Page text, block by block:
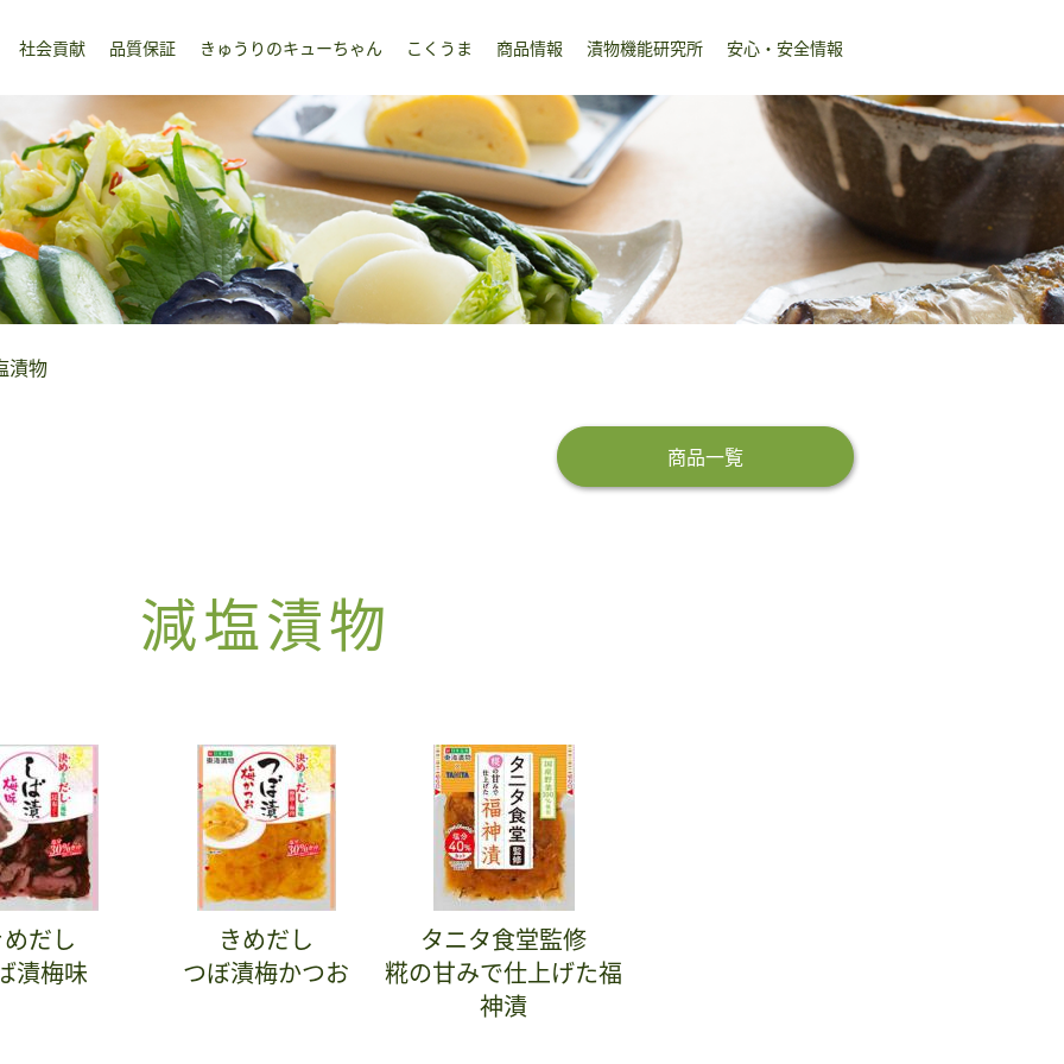
社会貢献 品質保証 きゅうりのキューちゃん こくうま 商品情報 漬物機能研究所 安心・安全情報
漬物
商品一覧
減塩漬物
だし
漬梅味
きめだし
つぼ漬梅かつお
タニタ食堂監修
糀の甘みで仕上げた福
神漬